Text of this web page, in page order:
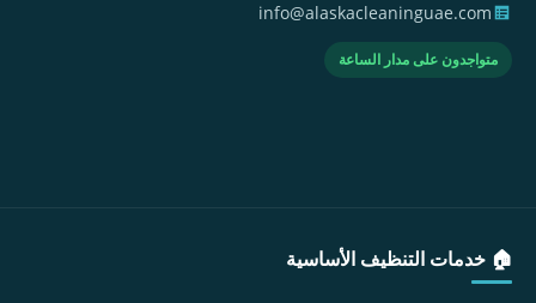
info@alaskacleaninguae.com
متواجدون على مدار الساعة
🏠 خدمات التنظيف الأساسية